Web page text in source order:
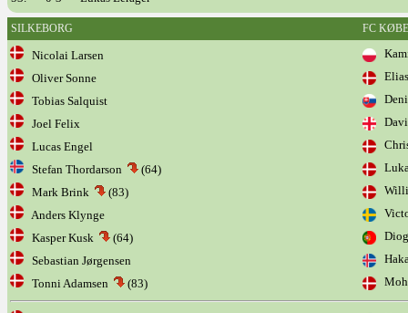
SILKEBORG FC
Nicolai Larsen
Oliver Sonne
Tobias Salquist
Joel Felix
Lucas Engel
Stefan Thordarson
(64)
Mark Brink
(83)
Anders Klynge
Kasper Kusk
(64)
Sebastian Jørgensen
Tonni Adamsen
(83)